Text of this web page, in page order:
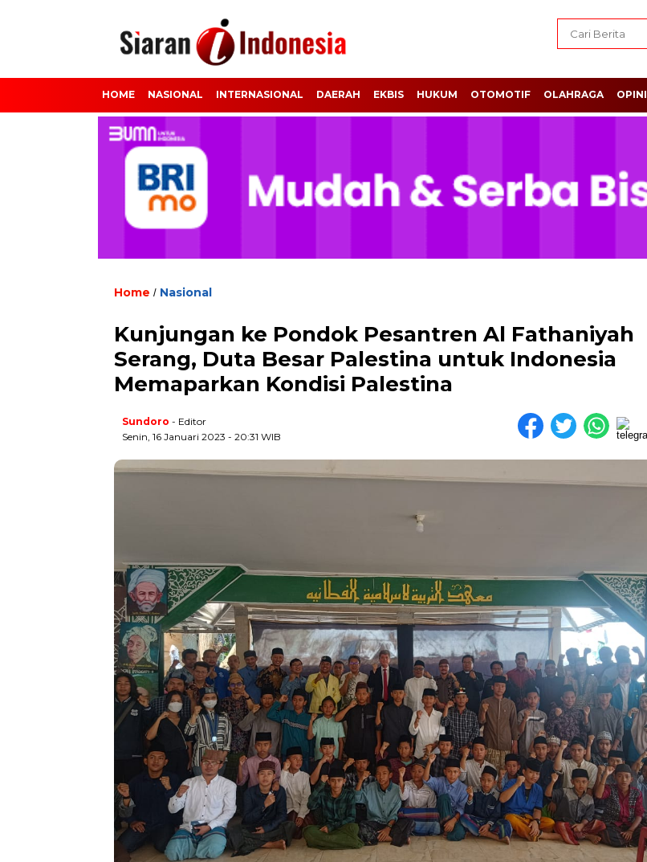
HOME NASIONAL INTERNASIONAL DAERAH EKBIS HUKUM OTOMOTIF OLAHRAGA OPINI
Home / Nasional
Kunjungan ke Pondok Pesantren Al Fathaniyah
Serang, Duta Besar Palestina untuk Indonesia
Memaparkan Kondisi Palestina
Sundoro - Editor
Senin, 16 Januari 2023 - 20:31 WIB